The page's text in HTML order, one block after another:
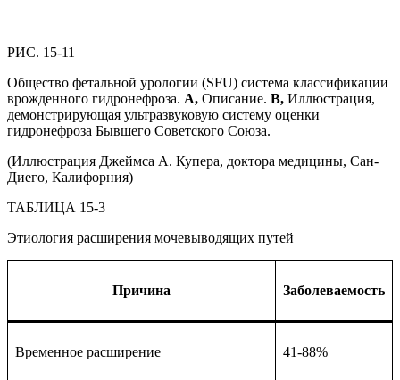
РИС. 15-11
Общество фетальной урологии (SFU) система классификации
врожденного гидронефроза. A, Описание. B, Иллюстрация,
демонстрирующая ультразвуковую систему оценки
гидронефроза Бывшего Советского Союза.
(Иллюстрация Джеймса А. Купера, доктора медицины, Сан-
Диего, Калифорния)
ТАБЛИЦА 15-3
Этиология расширения мочевыводящих путей
Причина Заболеваемость
Временное расширение 41-88%